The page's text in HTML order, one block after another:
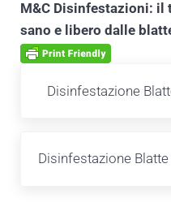
M&C Disinfestazioni: il
sano e libero dalle
Disinfestazione
Disinfestazione